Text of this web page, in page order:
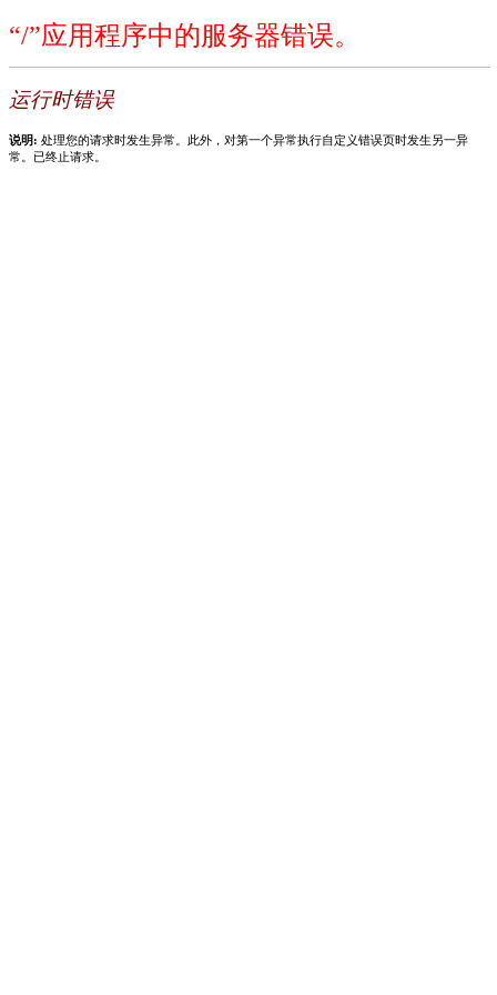
“/”应用程序中的服务器错误。
运行时错误
说明: 处理您的请求时发生异常。此外，对第一个异常执行自定义错误页时发生另一异
常。已终止请求。